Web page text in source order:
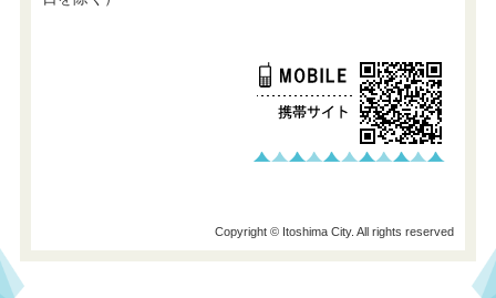
Copyright © Itoshima City. All rights reserved